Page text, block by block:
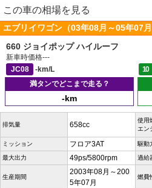
この車の相場を見る
エブリイワゴン（03年08月～05年07
660 ジョイポップ ハイルーフ
新車時価格---
JC08
-km/L 10
満タンでどこまで走る？
-km
排気量 658cc
使用
エン
ミッション フロア3AT 駆動
最大出力 49ps/5800rpm 過給
生産期間
2003年08月～200
5年07月
燃費